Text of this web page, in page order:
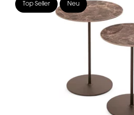
Top Seller Neu